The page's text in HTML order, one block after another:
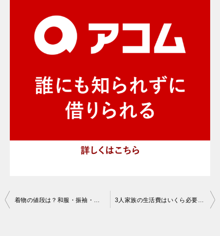
投
着物の値段は？和服・振袖・紋付袴・七五三・訪問着の料金相場は？ 3人家族の生活費はいくら必要？1ヶ月の平均は？支出の相場や目安は？